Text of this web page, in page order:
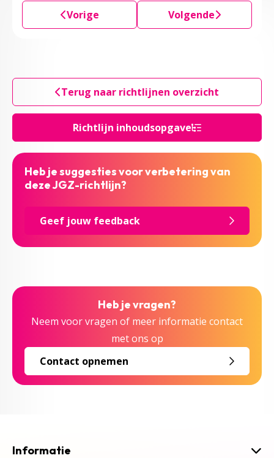
Richtlijn inhoudsopgave
Vorige Volgende
Terug naar richtlijnen overzicht
Heb je suggesties voor verbetering van
deze JGZ-richtlijn?
Geef jouw feedback
Heb je vragen?
Neem voor vragen of meer informatie contact
met ons op
Contact opnemen
Informatie